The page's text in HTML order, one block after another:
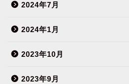
2024年7月
2024年1月
2023年10月
2023年9月